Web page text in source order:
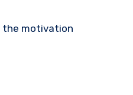
the motivation